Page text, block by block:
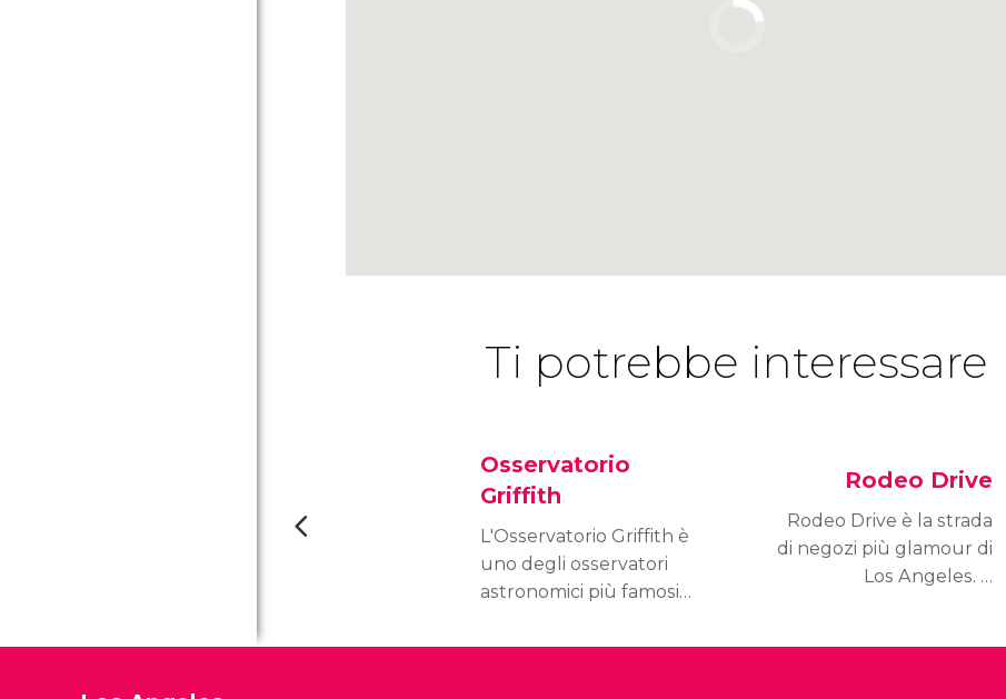
Ti potrebbe interessare
Osservatorio
Griffith
L'Osservatorio Griffith è
uno degli osservatori
astronomici più famosi
il miglior panorama di
Rodeo Drive
Rodeo Drive è la strada
di negozi più glamour di
Los Angeles. È